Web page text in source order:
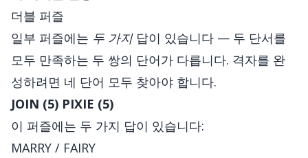
더블 퍼즐
일부 퍼즐에는 두 가지답이 있습니다 — 두 단서를
모두 만족하는 두 쌍의 단어가 다릅니다. 격자를 완
성하려면 네 단어 모두 찾아야 합니다.
JOIN (5) PIXIE (5)
이 퍼즐에는 두 가지 답이 있습니다:
MARRY / FAIRY